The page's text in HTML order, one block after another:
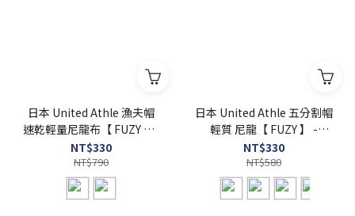
日本 United Athle 漁夫帽
速乾輕量尼龍布【 FUZY 】-
UA9674
NT$330
NT$790
日本 United Athle 五分割帽
輕質 尼龍【 FUZY 】 -
UA9672
NT$330
NT$580